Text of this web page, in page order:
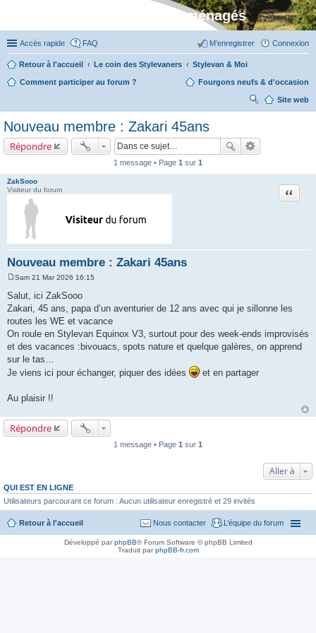
Stylevan - Vans aménagés
Accès rapide FAQ Connexion
M’enregistrer
Retour à l'accueil Le coin des Stylevaners Stylevan & Moi
Comment participer au forum ? Fourgons neufs & d'occasion
Site web
ch
Nouveau membre : Zakari 45ans
Répondre
1 message • Page 1 sur 1
ZakSooo
Visiteur du forum
Nouveau membre : Zakari 45ans
Citation
e
s
s
g
e
Sam 21 Mar 2026 16:15
Salut, ici ZakSooo
Zakari, 45 ans, papa d’un aventurier de 12 ans avec qui je sillonne les
routes les WE et vacance
On roule en Stylevan Equinox V3, surtout pour des week-ends improvisés
et des vacances :bivouacs, spots nature et quelque galères, on apprend
sur le tas…
Je viens ici pour échanger, piquer des idées
et en partager
Au plaisir !!
Répondre
1 message • Page 1 sur 1
Aller à
QUI EST EN LIGNE
Utilisateurs parcourant ce forum : Aucun utilisateur enregistré et 29 invités
Retour à l'accueil L’équipe du forum
Nous contacter
Développé parphpBB® Forum Software © phpBB Limited
Traduit parphpBB-fr.com